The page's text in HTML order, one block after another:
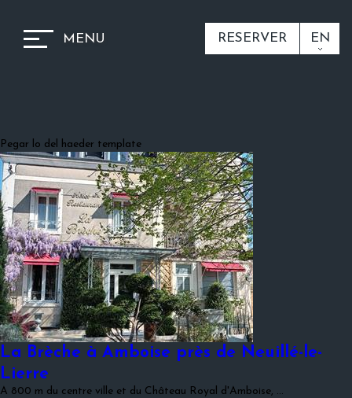
MENU RESERVER EN
Pegar lo del haeder template
La Brèche à Amboise près de Neuillé-le-
Lierre
A 800 m du centre ville et du Château Royal d'Amboise, …